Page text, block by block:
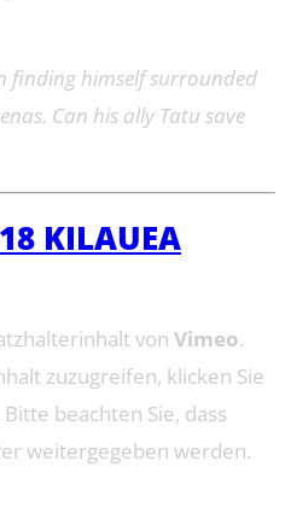
finding himself surrounded
Can his ally Tatu save
KILAUEA
von Vimeo.
zuzugreifen, klicken Sie
beachten Sie, dass
weitergegeben werden.